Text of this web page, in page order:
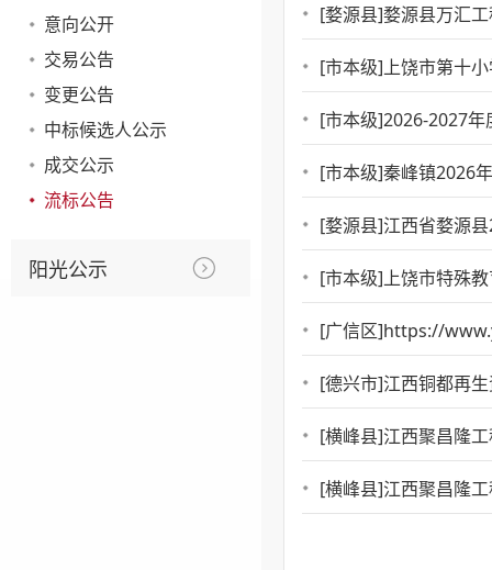
意向公开
交易公告
变更公告
中标候选人公示
成交公示
流标公告
阳光公示
[婺源县]婺源县万汇
[市本级]上饶市第十
[市本级]2026-2027年
[市本级]秦峰镇2026
[婺源县]江西省婺源
[市本级]上饶市特殊
[广信区]https://
[德兴市]江西铜都再
[横峰县]江西聚昌隆工程
[横峰县]江西聚昌隆工程